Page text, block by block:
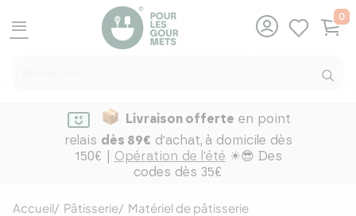
menu
0
Livraison offerte en point
relais dès 89€ d'achat, à domicile dès
150€ | Opération de l'été ☀😎 Des
codes dès 35€
Accueil Pâtisserie
Matériel de pâtisserie